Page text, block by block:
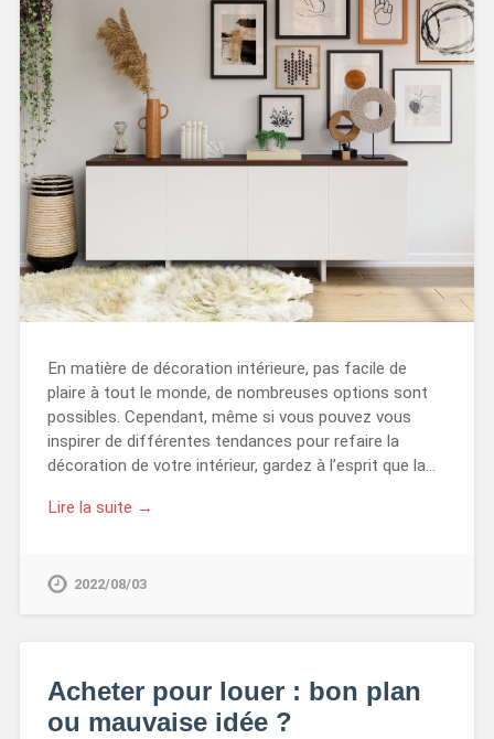
En matière de décoration intérieure, pas facile de
plaire à tout le monde, de nombreuses options sont
possibles. Cependant, même si vous pouvez vous
inspirer de différentes tendances pour refaire la
décoration de votre intérieur, gardez à l’esprit que la…
Lire la suite →
2022/08/03
Acheter pour louer : bon plan
ou mauvaise idée ?